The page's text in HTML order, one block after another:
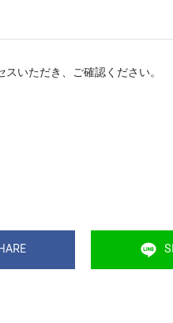
いただき、ご確認ください。